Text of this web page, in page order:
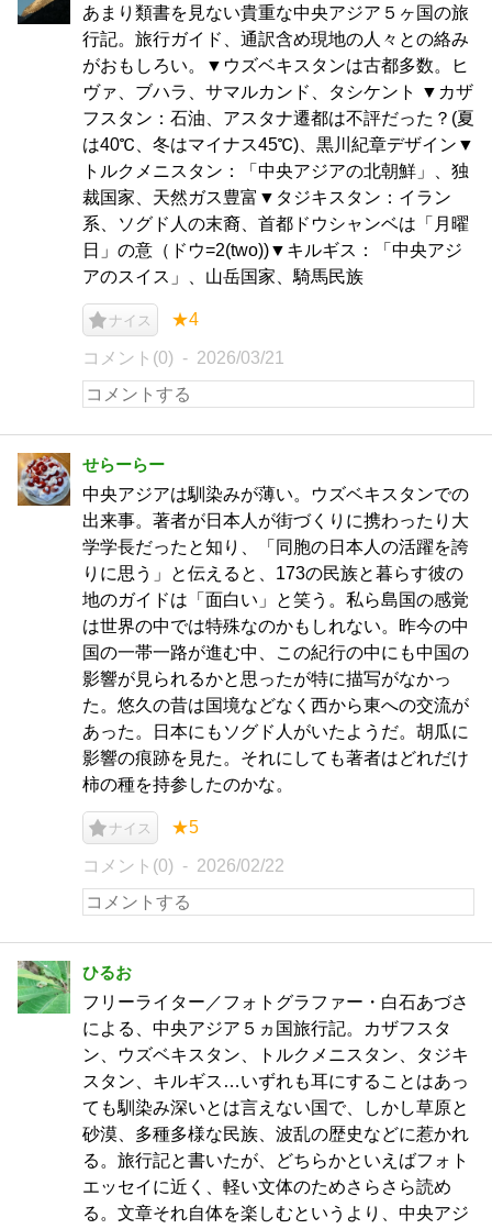
あまり類書を見ない貴重な中央アジア５ヶ国の旅
行記。旅行ガイド、通訳含め現地の人々との絡み
がおもしろい。▼ウズベキスタンは古都多数。ヒ
ヴァ、ブハラ、サマルカンド、タシケント ▼カザ
フスタン：石油、アスタナ遷都は不評だった？(夏
は40℃、冬はマイナス45℃)、黒川紀章デザイン▼
トルクメニスタン：「中央アジアの北朝鮮」、独
裁国家、天然ガス豊富▼タジキスタン：イラン
系、ソグド人の末裔、首都ドウシャンベは「月曜
日」の意（ドウ=2(two))▼キルギス：「中央アジ
アのスイス」、山岳国家、騎馬民族
ナイス ★4
コメント(0) 2026/03/21
せらーらー
中央アジアは馴染みが薄い。ウズベキスタンでの
出来事。著者が日本人が街づくりに携わったり大
学学長だったと知り、「同胞の日本人の活躍を誇
りに思う」と伝えると、173の民族と暮らす彼の
地のガイドは「面白い」と笑う。私ら島国の感覚
は世界の中では特殊なのかもしれない。昨今の中
国の一帯一路が進む中、この紀行の中にも中国の
影響が見られるかと思ったが特に描写がなかっ
た。悠久の昔は国境などなく西から東への交流が
あった。日本にもソグド人がいたようだ。胡瓜に
影響の痕跡を見た。それにしても著者はどれだけ
柿の種を持参したのかな。
ナイス ★5
コメント(0) 2026/02/22
ひるお
フリーライター／フォトグラファー・白石あづさ
による、中央アジア５ヵ国旅行記。カザフスタ
ン、ウズベキスタン、トルクメニスタン、タジキ
スタン、キルギス…いずれも耳にすることはあっ
ても馴染み深いとは言えない国で、しかし草原と
砂漠、多種多様な民族、波乱の歴史などに惹かれ
る。旅行記と書いたが、どちらかといえばフォト
エッセイに近く、軽い文体のためさらさら読め
る。文章それ自体を楽しむというより、中央アジ